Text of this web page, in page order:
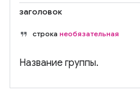
заголовок
строка необязательная
Название группы.